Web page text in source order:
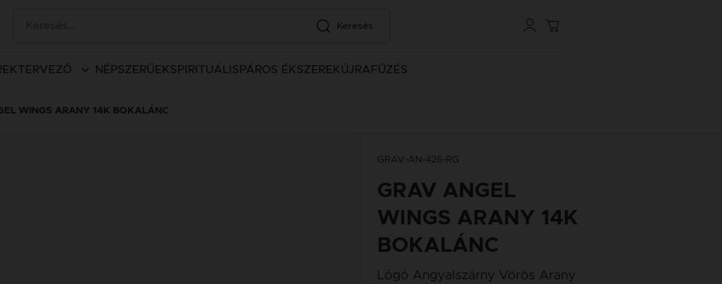
Keresés
TERVEZŐ NÉPSZERŰEK SPIRITUÁLIS PÁROS ÉKSZEREK ÚJRAFŰZÉS
WINGS ARANY 14K BOKALÁNC
GRAV-AN-426-RG
GRAV ANGEL
WINGS ARANY 14K
BOKALÁNC
Lógó Angyalszárny Vörös Arany